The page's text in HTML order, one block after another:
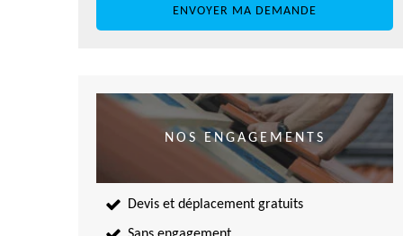
NOS ENGAGEMENTS
Devis et déplacement gratuits